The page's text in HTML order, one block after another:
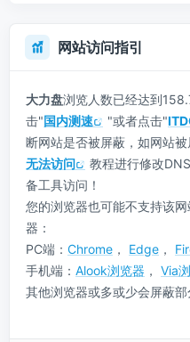
网站访问指引
大力盘浏览人数已经达到
击"国内测速 "或者点击"
断网站是否被屏蔽，如网站
无法访问
教程进行修改
备工具访问！
您的浏览器也可能不支持该
器：
PC端： Chrome ， Edge ，
手机端： Alook浏览器 ， Via
其他浏览器或多或少会屏蔽部